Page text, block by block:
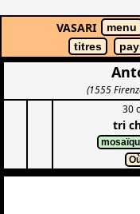
VASARI
menu
titres
(1555
30
tri